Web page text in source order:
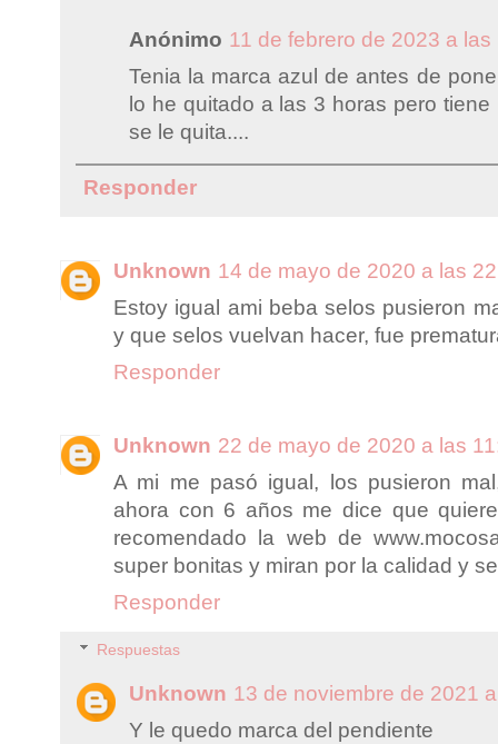
Anónimo 11 de febrero de 2023 a las
Tenia la marca azul de antes de
lo he quitado a las 3 horas pero
se le quita....
Responder
Unknown 14 de mayo de 2020 a las
Estoy igual ami beba selos pusieron
y que selos vuelvan hacer, fue
Responder
Unknown 22 de mayo de 2020 a las
A mi me pasó igual, los pusieron
ahora con 6 años me dice que
recomendado la web de
super bonitas y miran por la calidad y
Responder
Respuestas
Unknown 13 de noviembre de 2021
Y le quedo marca del pendiente